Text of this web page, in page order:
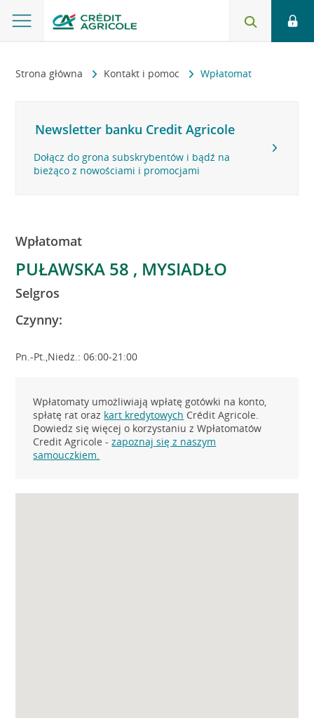
Strona główna Kontakt i pomoc Wpłatomat
Newsletter banku Credit Agricole
Dołącz do grona subskrybentów i bądź na
bieżąco z nowościami i promocjami
Wpłatomat
PUŁAWSKA 58 , MYSIADŁO
Selgros
Czynny:
Pn.-Pt.,Niedz.: 06:00-21:00
Wpłatomaty umożliwiają wpłatę gotówki na konto,
spłatę rat oraz kart kredytowych Crédit Agricole.
Dowiedz się więcej o korzystaniu z Wpłatomatów
Credit Agricole -zapoznaj się z naszym
samouczkiem.